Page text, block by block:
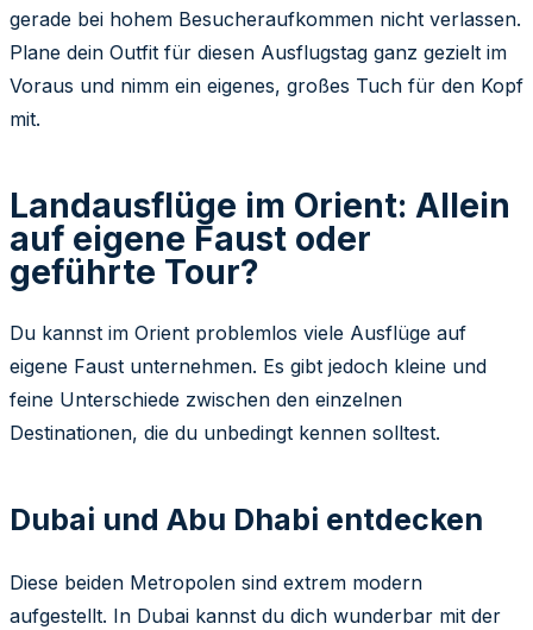
gerade bei hohem Besucheraufkommen nicht verlassen.
Plane dein Outfit für diesen Ausflugstag ganz gezielt im
Voraus und nimm ein eigenes, großes Tuch für den Kopf
mit.
Landausflüge im Orient: Allein
auf eigene Faust oder
geführte Tour?
Du kannst im Orient problemlos viele Ausflüge auf
eigene Faust unternehmen. Es gibt jedoch kleine und
feine Unterschiede zwischen den einzelnen
Destinationen, die du unbedingt kennen solltest.
Dubai und Abu Dhabi entdecken
Diese beiden Metropolen sind extrem modern
aufgestellt. In Dubai kannst du dich wunderbar mit der